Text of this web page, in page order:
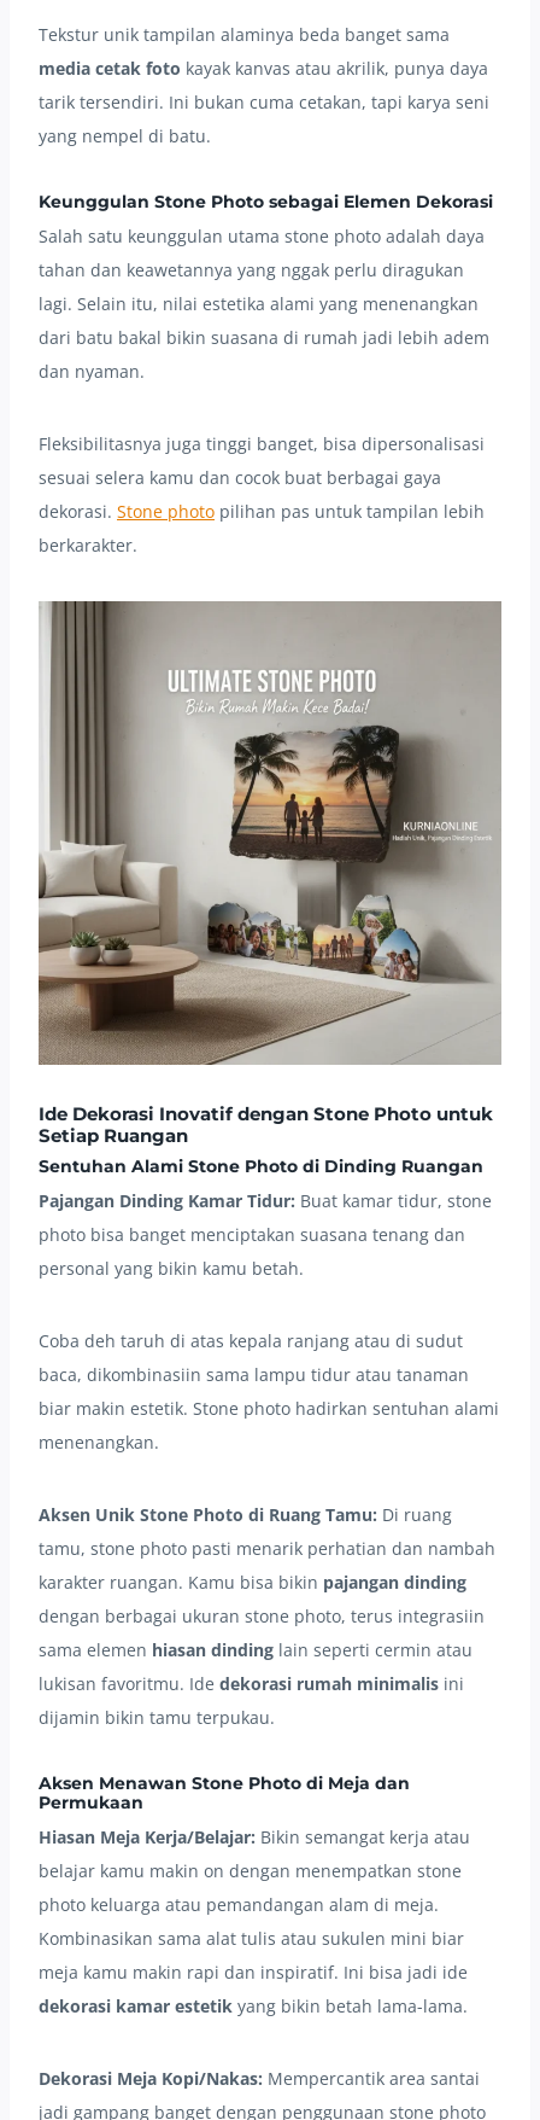
Tekstur unik tampilan alaminya beda banget sama
media cetak foto kayak kanvas atau akrilik, punya daya
tarik tersendiri. Ini bukan cuma cetakan, tapi karya seni
yang nempel di batu.
Keunggulan Stone Photo sebagai Elemen Dekorasi
Salah satu keunggulan utama stone photo adalah daya
tahan dan keawetannya yang nggak perlu diragukan
lagi. Selain itu, nilai estetika alami yang menenangkan
dari batu bakal bikin suasana di rumah jadi lebih adem
dan nyaman.
Fleksibilitasnya juga tinggi banget, bisa dipersonalisasi
sesuai selera kamu dan cocok buat berbagai gaya
dekorasi. Stone photo pilihan pas untuk tampilan lebih
berkarakter.
Ide Dekorasi Inovatif dengan Stone Photo untuk
Setiap Ruangan
Sentuhan Alami Stone Photo di Dinding Ruangan
Pajangan Dinding Kamar Tidur: Buat kamar tidur, stone
photo bisa banget menciptakan suasana tenang dan
personal yang bikin kamu betah.
Coba deh taruh di atas kepala ranjang atau di sudut
baca, dikombinasiin sama lampu tidur atau tanaman
biar makin estetik. Stone photo hadirkan sentuhan alami
menenangkan.
Aksen Unik Stone Photo di Ruang Tamu: Di ruang
tamu, stone photo pasti menarik perhatian dan nambah
karakter ruangan. Kamu bisa bikin pajangan dinding
dengan berbagai ukuran stone photo, terus integrasiin
sama elemen hiasan dinding lain seperti cermin atau
lukisan favoritmu. Ide dekorasi rumah minimalis ini
dijamin bikin tamu terpukau.
Aksen Menawan Stone Photo di Meja dan
Permukaan
Hiasan Meja Kerja/Belajar: Bikin semangat kerja atau
belajar kamu makin on dengan menempatkan stone
photo keluarga atau pemandangan alam di meja.
Kombinasikan sama alat tulis atau sukulen mini biar
meja kamu makin rapi dan inspiratif. Ini bisa jadi ide
dekorasi kamar estetik yang bikin betah lama-lama.
Dekorasi Meja Kopi/Nakas: Mempercantik area santai
jadi gampang banget dengan penggunaan stone photo